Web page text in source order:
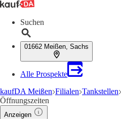
Suchen
01662 Meißen, Sachs
Alle Prospekte
kaufDA Meißen Filialen Tankstellen
Öffnungszeiten
Anzeigen